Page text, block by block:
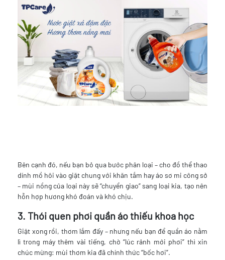
Bên cạnh đó, nếu bạn bỏ qua bước phân loại – cho đồ thể thao
dính mồ hôi vào giặt chung với khăn tắm hay áo sơ mi công sở
– mùi nồng của loại này sẽ “chuyển giao” sang loại kia, tạo nên
hỗn hợp hương khó đoán và khó chịu.
3. Thói quen phơi quần áo thiếu khoa học
Giặt xong rồi, thơm lắm đấy – nhưng nếu bạn để quần áo nằm
lì trong máy thêm vài tiếng, chờ “lúc rảnh mới phơi” thì xin
chúc mừng: mùi thơm kia đã chính thức “bốc hơi”.